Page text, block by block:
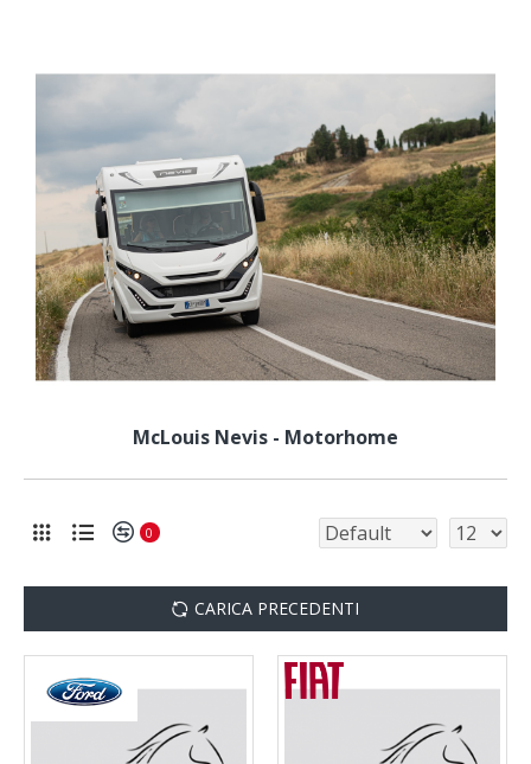
McLouis Nevis - Motorhome
0
CARICA PRECEDENTI